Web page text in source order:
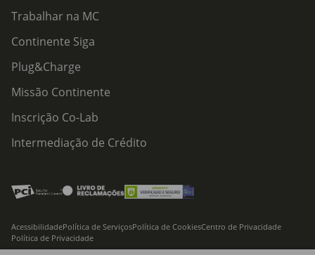
Trabalhar na MC
Continente Siga
Plug&Charge
Missão Continente
Inscrição Co-Lab
Intermediação de Crédito
AcessibilidadePolítica de ServiçosPolítica de CookiesCentro de Privacidade
Política de Privacidade